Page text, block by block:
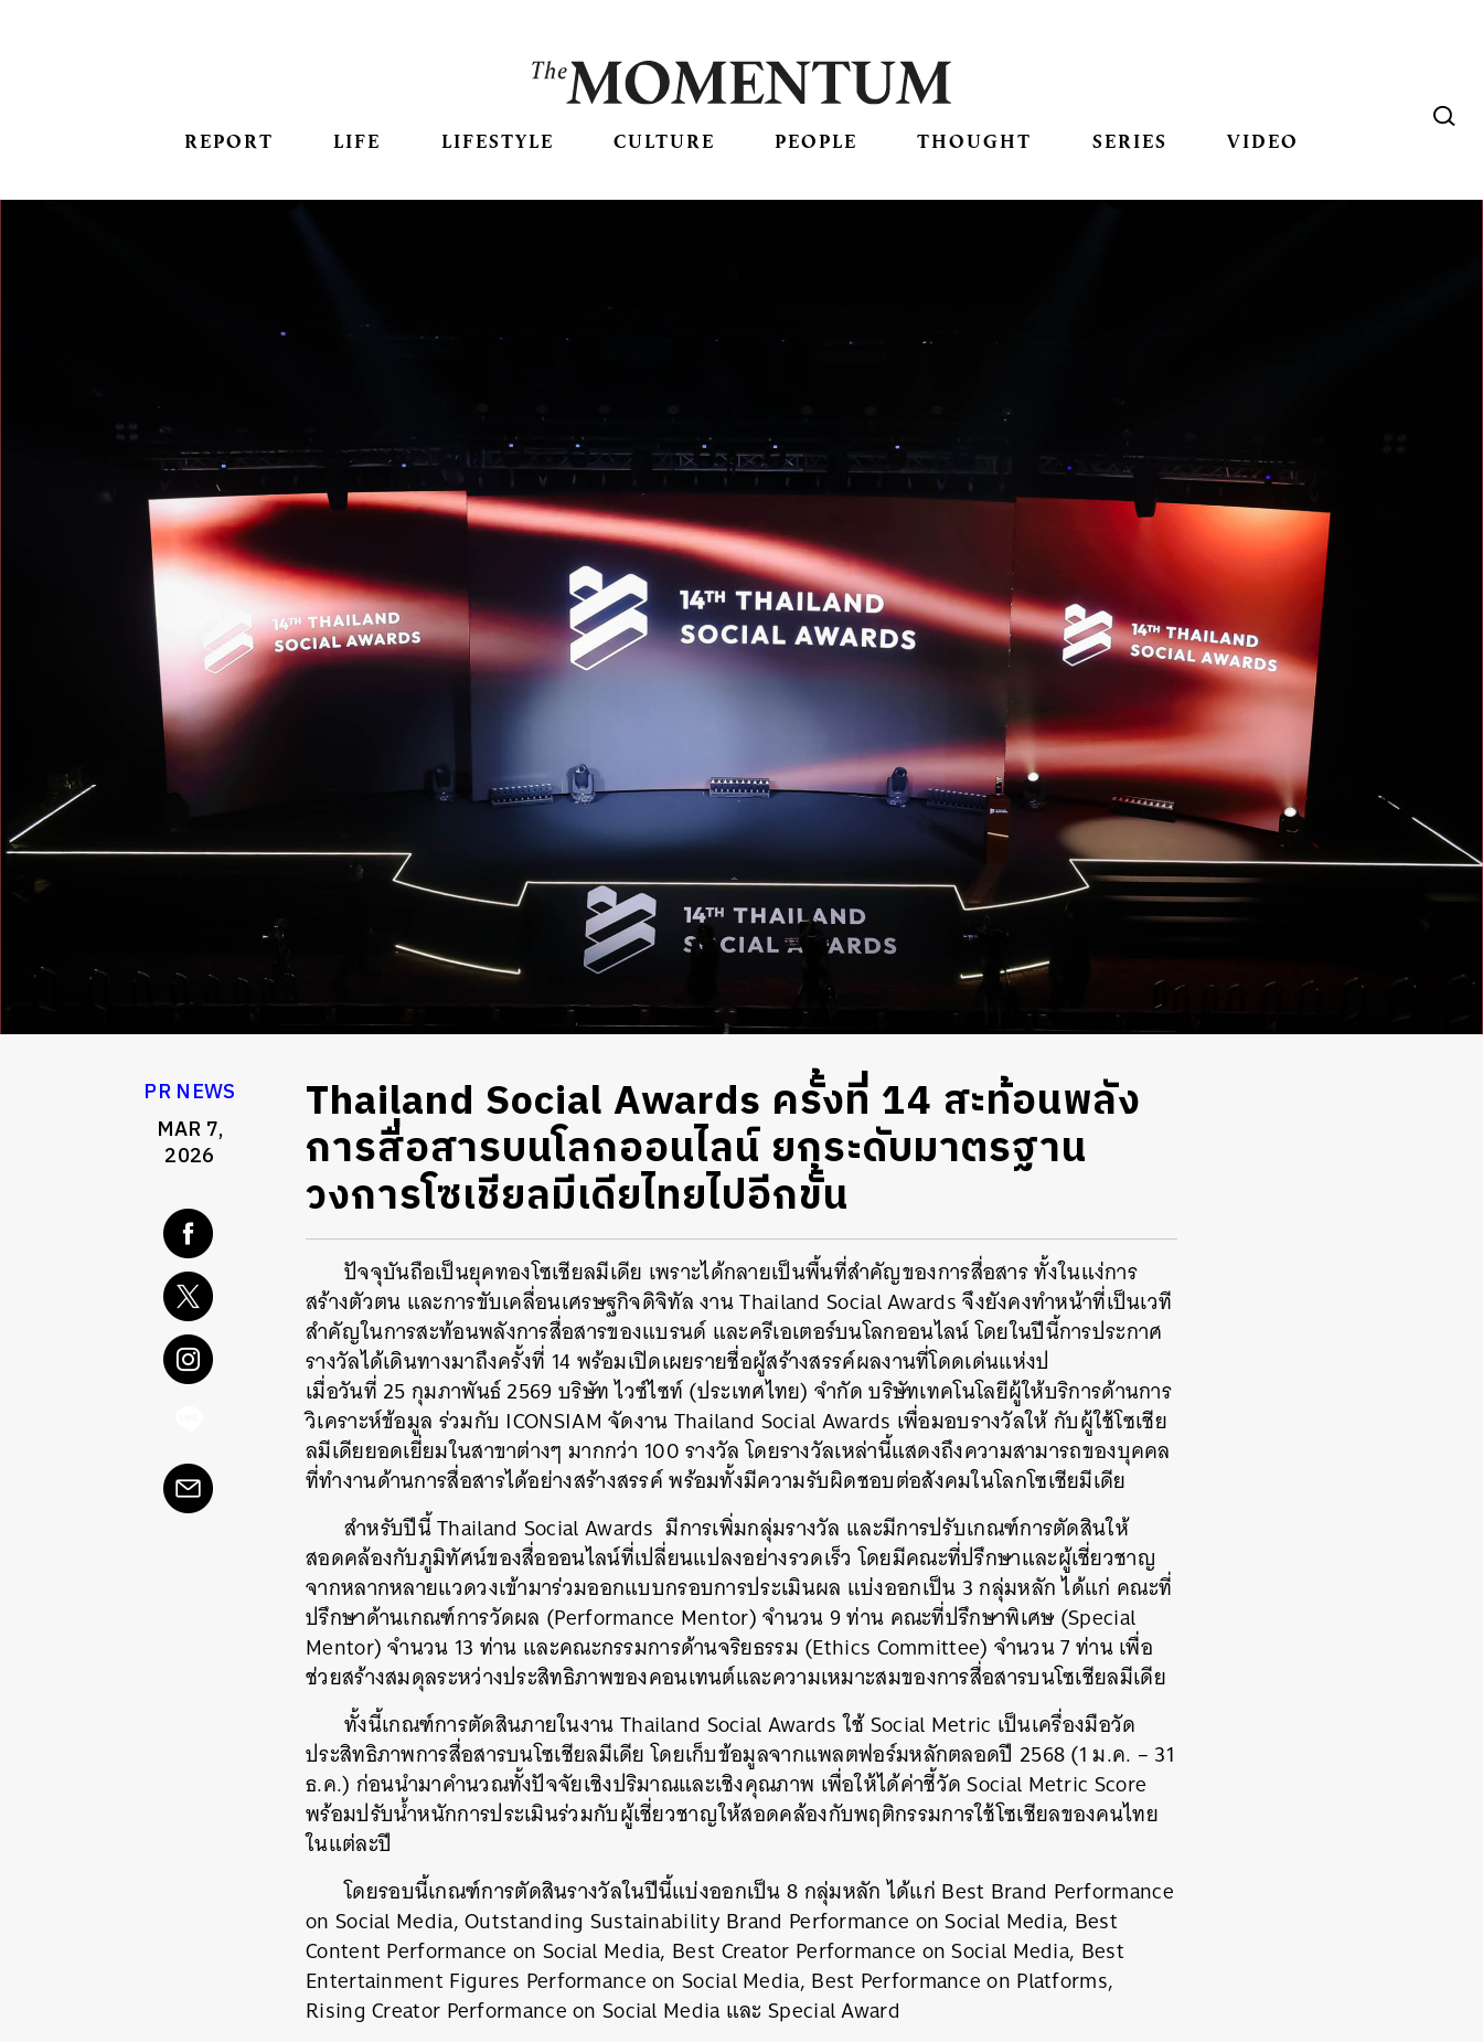
REPORT LIFE LIFESTYLE CULTURE PEOPLE THOUGHT SERIES VIDEO
PR NEWS
MAR 7,
2026
Thailand Social Awards ครั้งที่ 14 สะท้อนพลัง
การสื่อสารบนโลกออนไลน์ ยกระดับมาตรฐาน
วงการโซเชียลมีเดียไทยไปอีกขั้น
ปัจจุบันถือเป็นยุคทองโซเชียลมีเดีย เพราะได้กลายเป็นพื้นที่สำคัญของการสื่อสาร ทั้งในแง่การ
สร้างตัวตน และการขับเคลื่อนเศรษฐกิจดิจิทัล งาน Thailand Social Awards จึงยังคงทำหน้าที่เป็นเวที
สำคัญในการสะท้อนพลังการสื่อสารของแบรนด์ และครีเอเตอร์บนโลกออนไลน์ โดยในปีนี้การประกาศ
รางวัลได้เดินทางมาถึงครั้งที่ 14 พร้อมเปิดเผยรายชื่อผู้สร้างสรรค์ผลงานที่โดดเด่นแห่งป
เมื่อวันที่ 25 กุมภาพันธ์ 2569 บริษัท ไวซ์ไซท์ (ประเทศไทย) จำกัด บริษัทเทคโนโลยีผู้ให้บริการด้านการ
วิเคราะห์ข้อมูล ร่วมกับ ICONSIAM จัดงาน Thailand Social Awards เพื่อมอบรางวัลให้ กับผู้ใช้โซเชีย
ลมีเดียยอดเยี่ยมในสาขาต่างๆ มากกว่า 100 รางวัล โดยรางวัลเหล่านี้แสดงถึงความสามารถของบุคคล
ที่ทำงานด้านการสื่อสารได้อย่างสร้างสรรค์ พร้อมทั้งมีความรับผิดชอบต่อสังคมในโลกโซเชียมีเดีย
สำหรับปีนี้ Thailand Social Awards มีการเพิ่มกลุ่มรางวัล และมีการปรับเกณฑ์การตัดสินให้
สอดคล้องกับภูมิทัศน์ของสื่อออนไลน์ที่เปลี่ยนแปลงอย่างรวดเร็ว โดยมีคณะที่ปรึกษาและผู้เชี่ยวชาญ
จากหลากหลายแวดวงเข้ามาร่วมออกแบบกรอบการประเมินผล แบ่งออกเป็น 3 กลุ่มหลัก ได้แก่ คณะที่
ปรึกษาด้านเกณฑ์การวัดผล (Performance Mentor) จำนวน 9 ท่าน คณะที่ปรึกษาพิเศษ (Special
Mentor) จำนวน 13 ท่าน และคณะกรรมการด้านจริยธรรม (Ethics Committee) จำนวน 7 ท่าน เพื่อ
ช่วยสร้างสมดุลระหว่างประสิทธิภาพของคอนเทนต์และความเหมาะสมของการสื่อสารบนโซเชียลมีเดีย
ทั้งนี้เกณฑ์การตัดสินภายในงาน Thailand Social Awards ใช้ Social Metric เป็นเครื่องมือวัด
ประสิทธิภาพการสื่อสารบนโซเชียลมีเดีย โดยเก็บข้อมูลจากแพลตฟอร์มหลักตลอดปี 2568 (1 ม.ค. – 31
ธ.ค.) ก่อนนำมาคำนวณทั้งปัจจัยเชิงปริมาณและเชิงคุณภาพ เพื่อให้ได้ค่าชี้วัด Social Metric Score
พร้อมปรับน้ำหนักการประเมินร่วมกับผู้เชี่ยวชาญให้สอดคล้องกับพฤติกรรมการใช้โซเชียลของคนไทย
ในแต่ละปี
โดยรอบนี้เกณฑ์การตัดสินรางวัลในปีนี้แบ่งออกเป็น 8 กลุ่มหลัก ได้แก่ Best Brand Performance
on Social Media, Outstanding Sustainability Brand Performance on Social Media, Best
Content Performance on Social Media, Best Creator Performance on Social Media, Best
Entertainment Figures Performance on Social Media, Best Performance on Platforms,
Rising Creator Performance on Social Media และ Special Award